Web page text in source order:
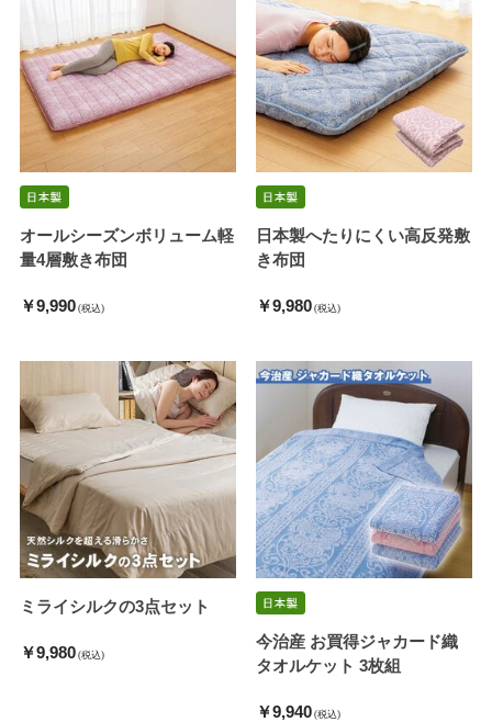
オールシーズンボリューム軽
量4層敷き布団
￥9,990 (税込)
日本製へたりにくい高反発敷
き布団
￥9,980 (税込)
ミライシルクの3点セット
￥9,980 (税込)
今治産 お買得ジャカード織
タオルケット 3枚組
￥9,940 (税込)